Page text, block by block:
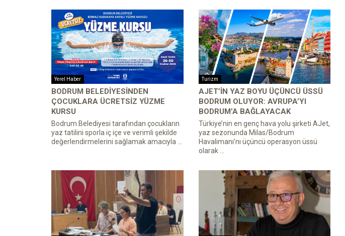
Yerel Haber
BODRUM BELEDIYESINDEN
ÇOCUKLARA ÜCRETSIZ YÜZME
KURSU
Bodrum Belediyesi tarafından çocukların
yaz tatilini sporla iç içe ve verimli şekilde
değerlendirmelerini sağlamak amacıyla ...
Turizm
AJET’IN YAZ BOYU ÜÇÜNCÜ ÜSSÜ
BODRUM OLUYOR: AVRUPA’YI
BODRUM’A BAĞLAYACAK
Türkiye’nin en genç hava yolu şirketi AJet,
yaz sezonunda Milas/Bodrum
Havalimanı’nı üçüncü operasyon üssü
olarak ...